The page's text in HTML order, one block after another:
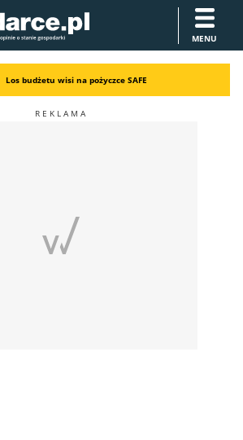
MENU
Los budżetu wisi na pożyczce SAFE